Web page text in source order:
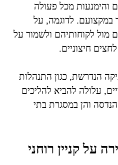
והימנעות מכל פעולה
במקצועם. לדוגמה, על
מול לקוחותיהם ולשמור על
חיצוניים.
הנדרשת, כגון התנהלות
עלולה להביא להליכים
והן במסגרת בתי
על קניין רוחני